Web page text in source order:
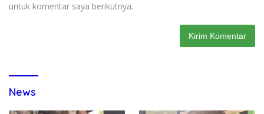
untuk komentar saya berikutnya.
News